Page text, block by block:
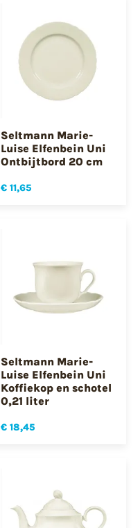
Seltmann Marie-
Luise Elfenbein Uni
Ontbijtbord 20 cm
€ 11,65
Seltmann Marie-
Luise Elfenbein Uni
Koffiekop en schotel
0,21 liter
€ 18,45